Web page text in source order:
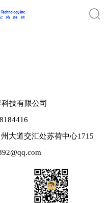
技有限公司
大道交汇处苏荷中心1715